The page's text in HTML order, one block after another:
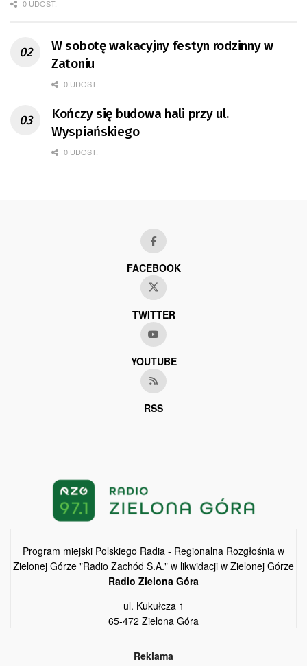
0 UDOST.
W sobotę wakacyjny festyn rodzinny w
Zatoniu
0 UDOST.
Kończy się budowa hali przy ul.
Wyspiańskiego
0 UDOST.
FACEBOOK
TWITTER
YOUTUBE
RSS
Program miejski Polskiego Radia - Regionalna Rozgłośnia w
Zielonej Górze "Radio Zachód S.A." w likwidacji w Zielonej Górze
Radio Zielona Góra
ul. Kukułcza 1
65-472 Zielona Góra
Reklama